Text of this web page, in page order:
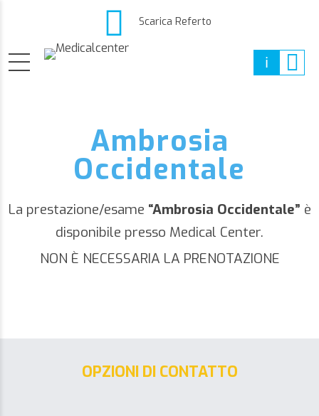
Scarica Referto
Ambrosia
Occidentale
La prestazione/esame “Ambrosia Occidentale” è
disponibile presso Medical Center.
NON È NECESSARIA LA PRENOTAZIONE
OPZIONI DI CONTATTO